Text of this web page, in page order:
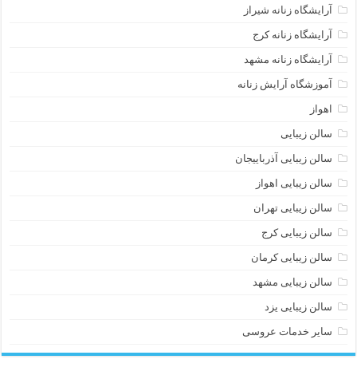
آرایشگاه زنانه شیراز
آرایشگاه زنانه کرج
آرایشگاه زنانه مشهد
آموزشگاه آرایش زنانه
اهواز
سالن زیبایی
سالن زیبایی آذرباییجان
سالن زیبایی اهواز
سالن زیبایی تهران
سالن زیبایی کرج
سالن زیبایی کرمان
سالن زیبایی مشهد
سالن زیبایی یزد
سایر خدمات عروسی